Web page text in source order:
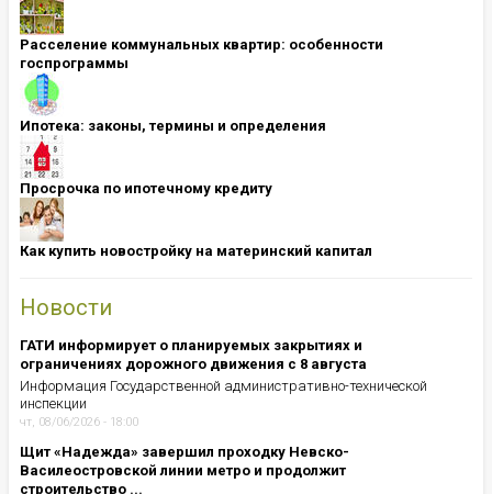
Расселение коммунальных квартир: особенности
госпрограммы
Ипотека: ​​​​​​​законы, термины и определения
Просрочка по ипотечному кредиту
Как купить новостройку на материнский капитал
Новости
ГАТИ информирует о планируемых закрытиях и
ограничениях дорожного движения с 8 августа
Информация Государственной административно-технической
инспекции
чт, 08/06/2026 - 18:00
Щит «Надежда» завершил проходку Невско-
Василеостровской линии метро и продолжит
строительство ...